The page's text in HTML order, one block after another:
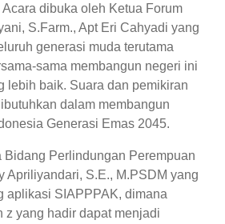
dibuka oleh Ketua Forum
S.Farm., Apt Eri Cahyadi yang
generasi muda terutama
sama membangun negeri ini
lebih baik. Suara dan pemikiran
dalam membangun
Generasi Emas 2045.
Bidang Perlindungan Perempuan
Apriliyandari, S.E., M.PSDM yang
aplikasi SIAPPPAK, dimana
z yang hadir dapat menjadi